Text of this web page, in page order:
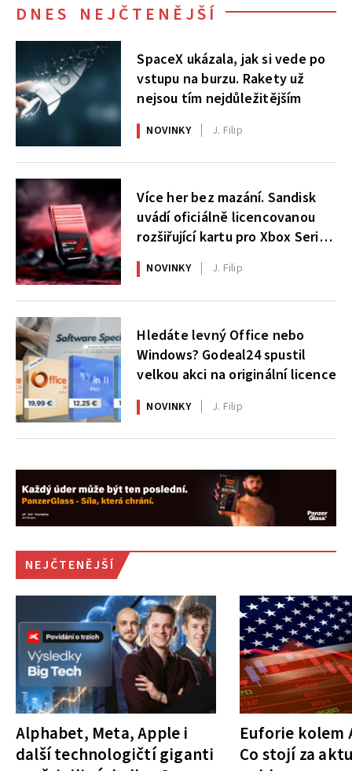
DNES NEJČTENĚJŠÍ
SpaceX ukázala, jak si vede po
vstupu na burzu. Rakety už
nejsou tím nejdůležitějším
NOVINKY J. Filip
Více her bez mazání. Sandisk
uvádí oficiálně licencovanou
rozšiřující kartu pro Xbox Series
X|S
NOVINKY J. Filip
Hledáte levný Office nebo
Windows? Godeal24 spustil
velkou akci na originální licence
NOVINKY J. Filip
NEJČTENĚJŠÍ
Alphabet, Meta, Apple i
další technologičtí giganti
Euforie kolem
Co stojí za